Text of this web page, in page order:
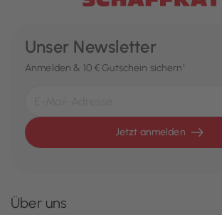
Unser Newsletter
Anmelden & 10 € Gutschein sichern¹
Jetzt anmelden
Über uns